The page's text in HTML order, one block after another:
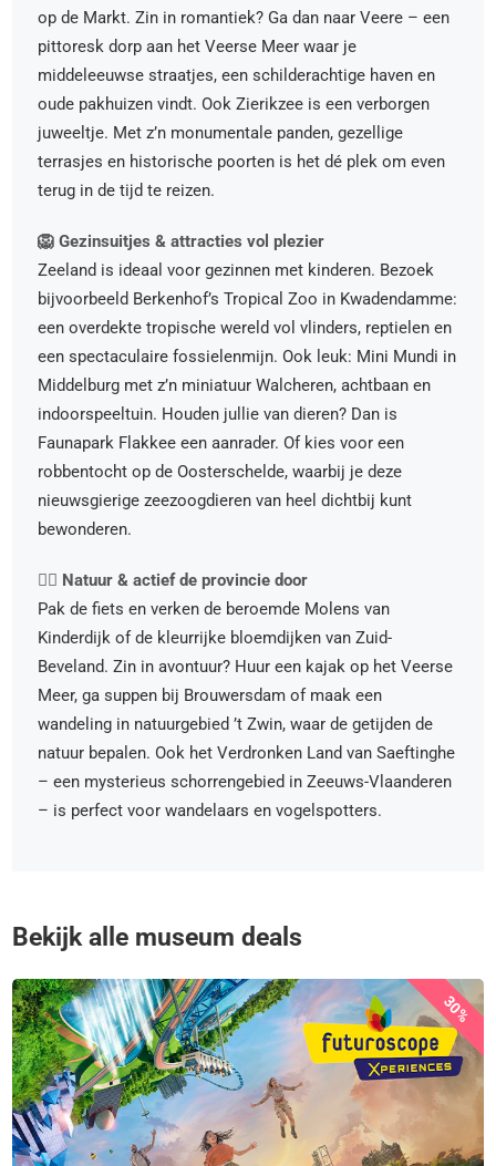
op de Markt. Zin in romantiek? Ga dan naar Veere – een
pittoresk dorp aan het Veerse Meer waar je
middeleeuwse straatjes, een schilderachtige haven en
oude pakhuizen vindt. Ook Zierikzee is een verborgen
juweeltje. Met z’n monumentale panden, gezellige
terrasjes en historische poorten is het dé plek om even
terug in de tijd te reizen.
🦁 Gezinsuitjes & attracties vol plezier
Zeeland is ideaal voor gezinnen met kinderen. Bezoek
bijvoorbeeld Berkenhof’s Tropical Zoo in Kwadendamme:
een overdekte tropische wereld vol vlinders, reptielen en
een spectaculaire fossielenmijn. Ook leuk: Mini Mundi in
Middelburg met z’n miniatuur Walcheren, achtbaan en
indoorspeeltuin. Houden jullie van dieren? Dan is
Faunapark Flakkee een aanrader. Of kies voor een
robbentocht op de Oosterschelde, waarbij je deze
nieuwsgierige zeezoogdieren van heel dichtbij kunt
bewonderen.
🚴‍♀️ Natuur & actief de provincie door
Pak de fiets en verken de beroemde Molens van
Kinderdijk of de kleurrijke bloemdijken van Zuid-
Beveland. Zin in avontuur? Huur een kajak op het Veerse
Meer, ga suppen bij Brouwersdam of maak een
wandeling in natuurgebied ’t Zwin, waar de getijden de
natuur bepalen. Ook het Verdronken Land van Saeftinghe
– een mysterieus schorrengebied in Zeeuws-Vlaanderen
– is perfect voor wandelaars en vogelspotters.
Bekijk alle museum deals
30%